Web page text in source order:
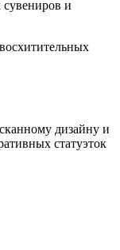
и
дизайну и
статуэток